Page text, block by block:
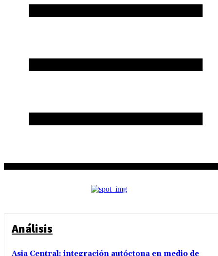
Análisis
Asia Central: integración autóctona en medio de